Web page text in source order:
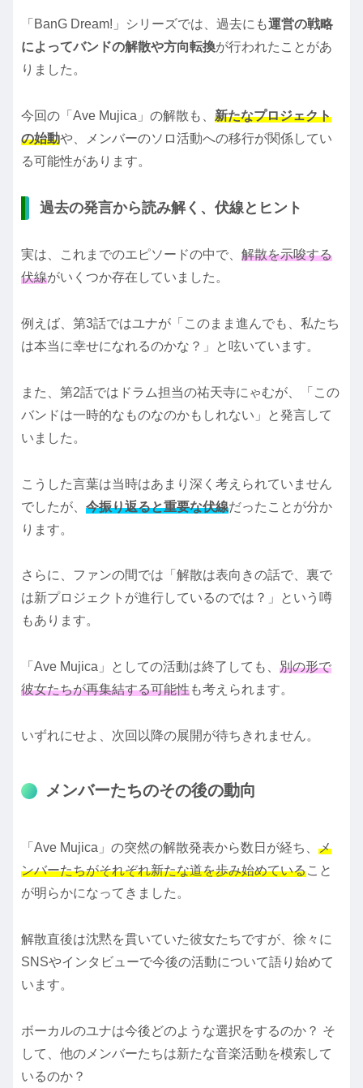
「BanG Dream!」シリーズでは、過去にも運営の戦略
によってバンドの解散や方向転換が行われたことがあ
りました。
今回の「Ave Mujica」の解散も、 新たなプロジェクト
の始動や、メンバーのソロ活動への移行が関係してい
る可能性があります。
過去の発言から読み解く、伏線とヒント
実は、これまでのエピソードの中で、 解散を示唆する
伏線がいくつか存在していました。
例えば、第3話ではユナが「このまま進んでも、私たち
は本当に幸せになれるのかな？」と呟いています。
また、第2話ではドラム担当の祐天寺にゃむが、「この
バンドは一時的なものなのかもしれない」と発言して
いました。
こうした言葉は当時はあまり深く考えられていません
でしたが、 今振り返ると重要な伏線だったことが分か
ります。
さらに、ファンの間では「解散は表向きの話で、裏で
は新プロジェクトが進行しているのでは？」という噂
もあります。
「Ave Mujica」としての活動は終了しても、 別の形で
彼女たちが再集結する可能性も考えられます。
いずれにせよ、次回以降の展開が待ちきれません。
メンバーたちのその後の動向
「Ave Mujica」の突然の解散発表から数日が経ち、 メ
ンバーたちがそれぞれ新たな道を歩み始めていること
が明らかになってきました。
解散直後は沈黙を貫いていた彼女たちですが、徐々に
SNSやインタビューで今後の活動について語り始めて
います。
ボーカルのユナは今後どのような選択をするのか？ そ
して、他のメンバーたちは新たな音楽活動を模索して
いるのか？